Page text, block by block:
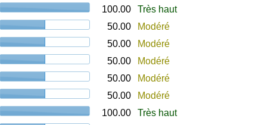
100.00
Très haut
50.00
Modéré
50.00
Modéré
50.00
Modéré
50.00
Modéré
50.00
Modéré
100.00
Très haut